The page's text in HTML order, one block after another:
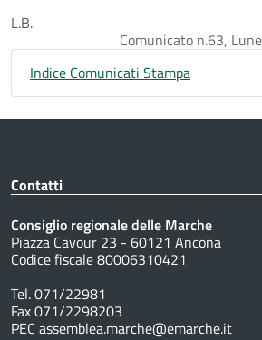
L.B.
Comunicato n.63,
Indice Comunicati Stampa
Contatti
Consiglio regionale delle Marche
Piazza Cavour 23 - 60121 Ancona
Codice fiscale 80006310421
Tel. 071/22981
Fax 071/2298203
PEC assemblea.marche@emarche.it